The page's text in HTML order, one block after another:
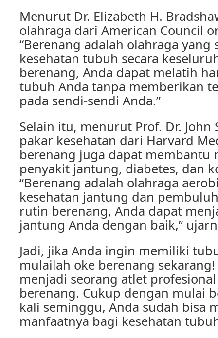
Menurut Dr. Elizabeth H.
olahraga dari American Council
“Berenang adalah olahraga
kesehatan tubuh secara
berenang, Anda dapat melatih
tubuh Anda tanpa memberikan
pada sendi-sendi Anda.”
Selain itu, menurut Prof. Dr. John
pakar kesehatan dari Harvard
berenang juga dapat membantu
penyakit jantung, diabetes, dan
“Berenang adalah olahraga
kesehatan jantung dan
rutin berenang, Anda dapat
jantung Anda dengan baik,”
Jadi, jika Anda ingin memiliki
mulailah oke berenang
menjadi seorang atlet
berenang. Cukup dengan mulai
kali seminggu, Anda sudah bisa
manfaatnya bagi kesehatan